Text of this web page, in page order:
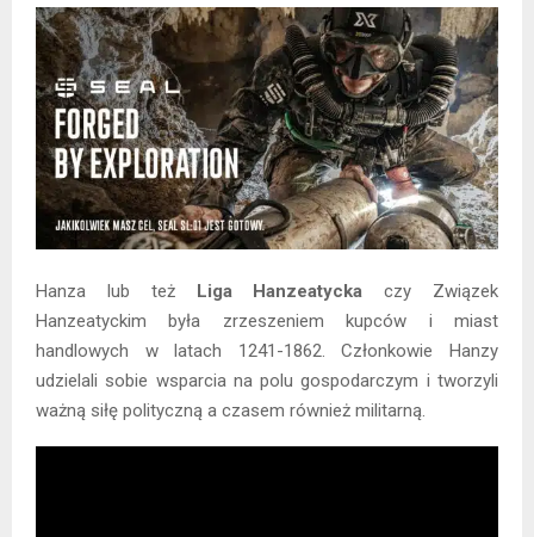
Hanza lub też Liga Hanzeatycka czy Związek
Hanzeatyckim była zrzeszeniem kupców i miast
handlowych w latach 1241-1862. Członkowie Hanzy
udzielali sobie wsparcia na polu gospodarczym i tworzyli
ważną siłę polityczną a czasem również militarną.